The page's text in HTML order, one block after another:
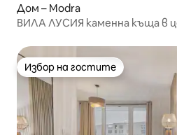
Дом – Modra
ВИЛА ЛУСИЯ каменна къща в
Избор на гостите
Избор на гостите